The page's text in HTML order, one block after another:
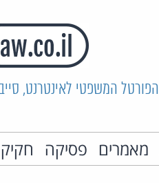
הפורטל המשפטי לאינטרנט,
מאמרים פסיקה